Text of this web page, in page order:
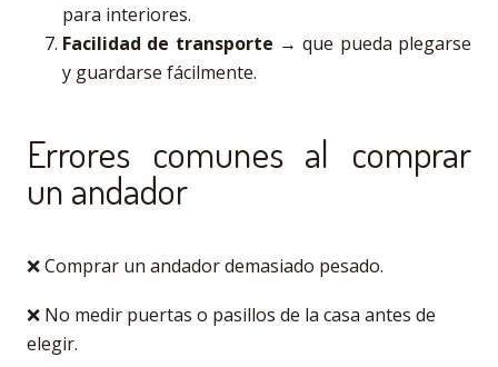
para interiores.
Facilidad de transporte → que pueda plegarse
y guardarse fácilmente.
Errores comunes al comprar
un andador
❌ Comprar un andador demasiado pesado.
❌ No medir puertas o pasillos de la casa antes de
elegir.